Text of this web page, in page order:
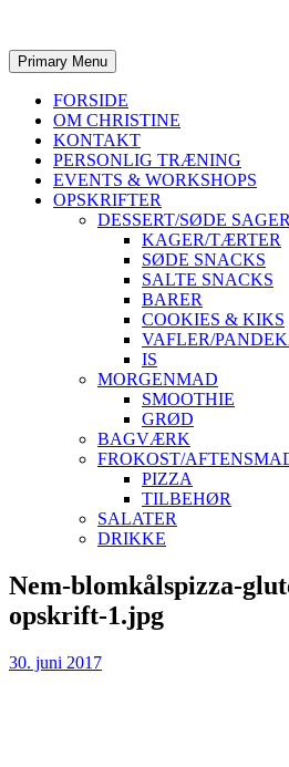
Primary Menu
FORSIDE
OM CHRISTINE
KONTAKT
PERSONLIG TRÆNING
EVENTS & WORKSHOPS
OPSKRIFTER
DESSERT/SØDE SAGER
KAGER/TÆRTER
SØDE SNACKS
SALTE SNACKS
BARER
COOKIES & KIKS
VAFLER/
IS
MORGENMAD
SMOOTHIE
GRØD
BAGVÆRK
FROKOST/
PIZZA
TILBEHØR
SALATER
DRIKKE
Skip
to
content
Nem-blomkålspizza-
opskrift-1.jpg
30. juni 2017